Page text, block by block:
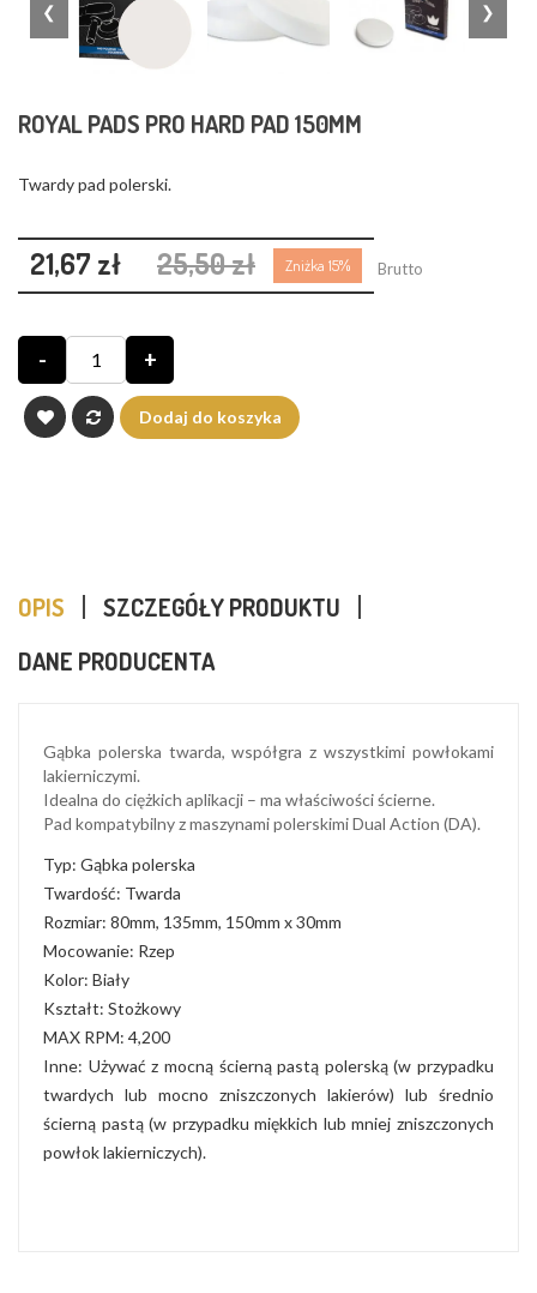
❮ ❯
ROYAL PADS PRO HARD PAD 150MM
Twardy pad polerski.
21,67 zł 25,50 zł Zniżka 15% Brutto
- +
Dodaj do koszyka
OPIS
SZCZEGÓŁY PRODUKTU
DANE PRODUCENTA
Gąbka polerska twarda, współgra z wszystkimi powłokami
lakierniczymi.
Idealna do ciężkich aplikacji – ma właściwości ścierne.
Pad kompatybilny z maszynami polerskimi Dual Action (DA).
Typ: Gąbka polerska
Twardość: Twarda
Rozmiar: 80mm, 135mm, 150mm x 30mm
Mocowanie: Rzep
Kolor: Biały
Kształt: Stożkowy
MAX RPM: 4,200
Inne: Używać z mocną ścierną pastą polerską (w przypadku
twardych lub mocno zniszczonych lakierów) lub średnio
ścierną pastą (w przypadku miękkich lub mniej zniszczonych
powłok lakierniczych).